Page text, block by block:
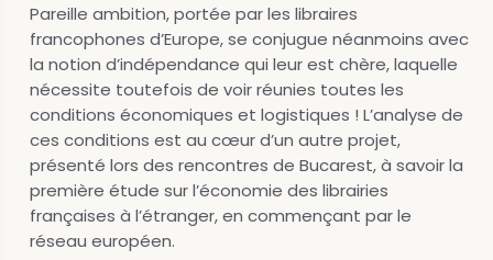
Pareille ambition, portée par les libraires
francophones d’Europe, se conjugue néanmoins avec
la notion d’indépendance qui leur est chère, laquelle
nécessite toutefois de voir réunies toutes les
conditions économiques et logistiques ! L’analyse de
ces conditions est au cœur d’un autre projet,
présenté lors des rencontres de Bucarest, à savoir la
première étude sur l’économie des librairies
françaises à l’étranger, en commençant par le
réseau européen.